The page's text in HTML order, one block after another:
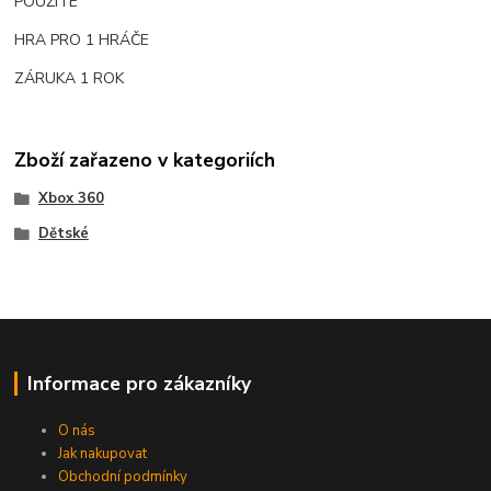
HRA PRO 1 HRÁČE
ZÁRUKA 1 ROK
Zboží zařazeno v kategoriích
Xbox 360
Dětské
Informace pro zákazníky
O nás
Jak nakupovat
Obchodní podmínky